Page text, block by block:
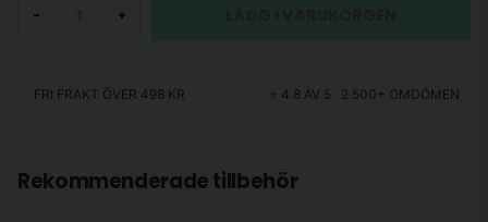
- +
FRI FRAKT ÖVER 498 KR ⭐ 4.8 AV 5 · 2 500+ OMDÖMEN
Rekommenderade tillbehör